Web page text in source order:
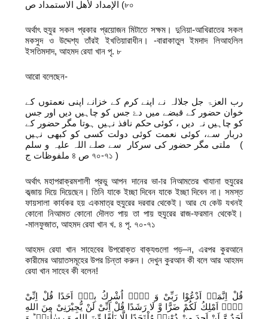
الإمداد لأهل الاستمداد ص (৮০
অর্থাৎ হুযুর সকল প্রকার প্রয়োজন মিটাতে সক্ষম। দুনিয়া-আখিরাতের সকল
মকসুদ ও উদ্দেশ্য তাঁরই ইখতিয়ারাধীন। -বারাকাতুল ইমদাদ লিআহলিল
ইসতিমদাদ, আহমদ রেযা খান পৃ. ৮
আরো বলেছেন-
رب العزۃ جل جلالہ نے اپنے کرم کے خزانے اپنی نعمتوں کے
خوان حضور کے قبضے ميں دۓ جس کو چاہیں دیں اور جس
کو چاہیں نہ دیں ، کوئی حکم نافذ نہیں ہوتا مگر حضور کے
دربار سے، کوئی نعمت کوئی دولت کسی کو کبھی نہیں
ملتی مگر حضور کی سرکار سے صلے اللہ علیہ و سلم (
ملفوظات ج ৪ ص ৭০-৭১ )
অর্থাৎ মহাপরাক্রমশালী প্রভু আপন দানের ভা-ার নিআমতের খাযানা হুযুরের
কব্জায় দিয়ে দিয়েছেন। তিনি যাকে ইচ্ছা দিবেন যাকে ইচ্ছা দিবেন না। সমস্ত
ফায়সালা কার্যকর হয় একমাত্র হুযুরের দরবার থেকেই। আর যে কেউ যখনই
কোনো নিআমত কোনো দৌলত পায় তা পায় হুযুরের রাজ-ফরমান থেকেই।
-মালফুজাত, আহমদ রেযা খান খ. ৪ পৃ. ৭০-৭১
আহমদ রেযা খান সাহেবের উপরোক্ত বাক্যগুলো পড়–ন, এরপর কুরআনে
কারীমের আয়াতসমূহের উপর চিন্তা করুন। দেখুন কুরআন কী বলে আর আহমদ
রেযা খান সাহেব কী বলেন!
قُلْ اِنَّمَاۤ اَدْعُوْا رَبِّیْ وَ لَاۤ اُشْرِكُ بِهٖۤ اَحَدًا قُلْ اِنِّیْ
لَاۤ اَمْلِكُ لَكُمْ ضَرًّا وَّ لَا رَشَدًا قُلْ اِنِّیْ لَنْ یُّجِیْرَنِیْ مِنَ اللهِ